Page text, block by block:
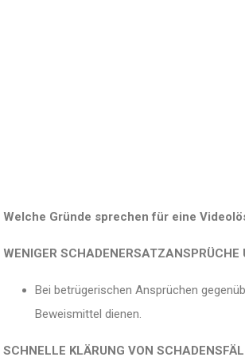
Welche Gründe sprechen für eine
WENIGER SCHADENERSATZANSPRÜCHE
Bei betrügerischen Ansprüchen
Beweismittel dienen.
SCHNELLE KLÄRUNG VON